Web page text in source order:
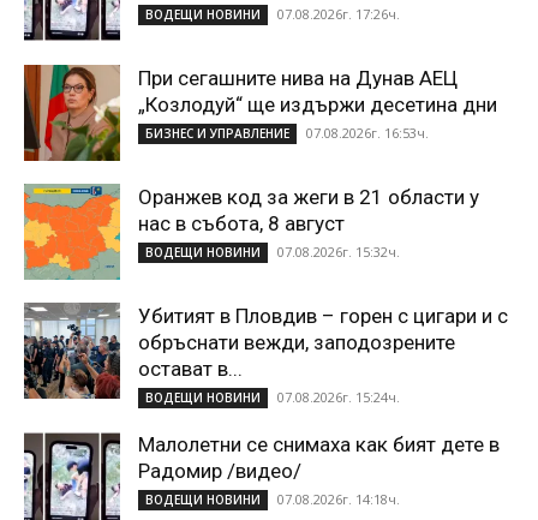
ВОДЕЩИ НОВИНИ 07.08.2026г. 17:26ч.
При сегашните нива на Дунав АЕЦ
„Козлодуй“ ще издържи десетина дни
БИЗНЕС И УПРАВЛЕНИЕ 07.08.2026г. 16:53ч.
Оранжев код за жеги в 21 области у
нас в събота, 8 август
ВОДЕЩИ НОВИНИ 07.08.2026г. 15:32ч.
Убитият в Пловдив – горен с цигари и с
обръснати вежди, заподозрените
остават в...
ВОДЕЩИ НОВИНИ 07.08.2026г. 15:24ч.
Малолетни се снимаха как бият дете в
Радомир /видео/
ВОДЕЩИ НОВИНИ 07.08.2026г. 14:18ч.